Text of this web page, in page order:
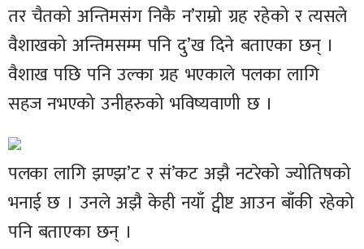
तर चैतको अन्तिमसंग निकै न’राम्रो ग्रह रहेको र त्यसले
वैशाखको अन्तिमसम्म पनि दु’ख दिने बताएका छन् ।
वैशाख पछि पनि उल्का ग्रह भएकाले पलका लागि
सहज नभएको उनीहरुको भविष्यवाणी छ ।
पलका लागि झण्झ’ट र सं’कट अझै नटरेको ज्योतिषको
भनाई छ । उनले अझै केही नयाँ ट्वीष्ट आउन बाँकी रहेको
पनि बताएका छन् ।